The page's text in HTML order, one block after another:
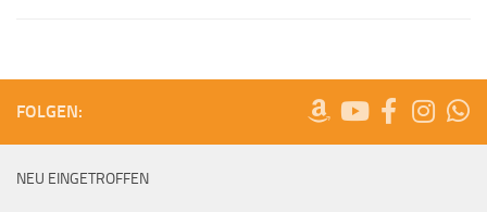
FOLGEN:
NEU EINGETROFFEN